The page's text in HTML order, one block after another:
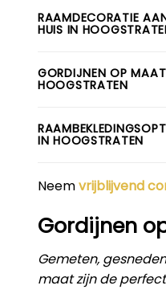
RAAMDECORATIE
HUIS IN
GORDIJNEN OP
HOOGSTRATEN
IN HOOGSTRATEN
Neemvrijblijvend
Gordijnen
Gemeten,
maat zijn de